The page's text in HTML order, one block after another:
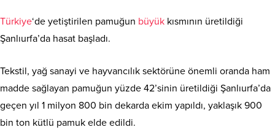
Türkiye‘de yetiştirilen pamuğun büyük kısmının üretildiği
Şanlıurfa’da hasat başladı.
Tekstil, yağ sanayi ve hayvancılık sektörüne önemli oranda ham
madde sağlayan pamuğun yüzde 42’sinin üretildiği Şanlıurfa’da
geçen yıl 1 milyon 800 bin dekarda ekim yapıldı, yaklaşık 900
bin ton kütlü pamuk elde edildi.